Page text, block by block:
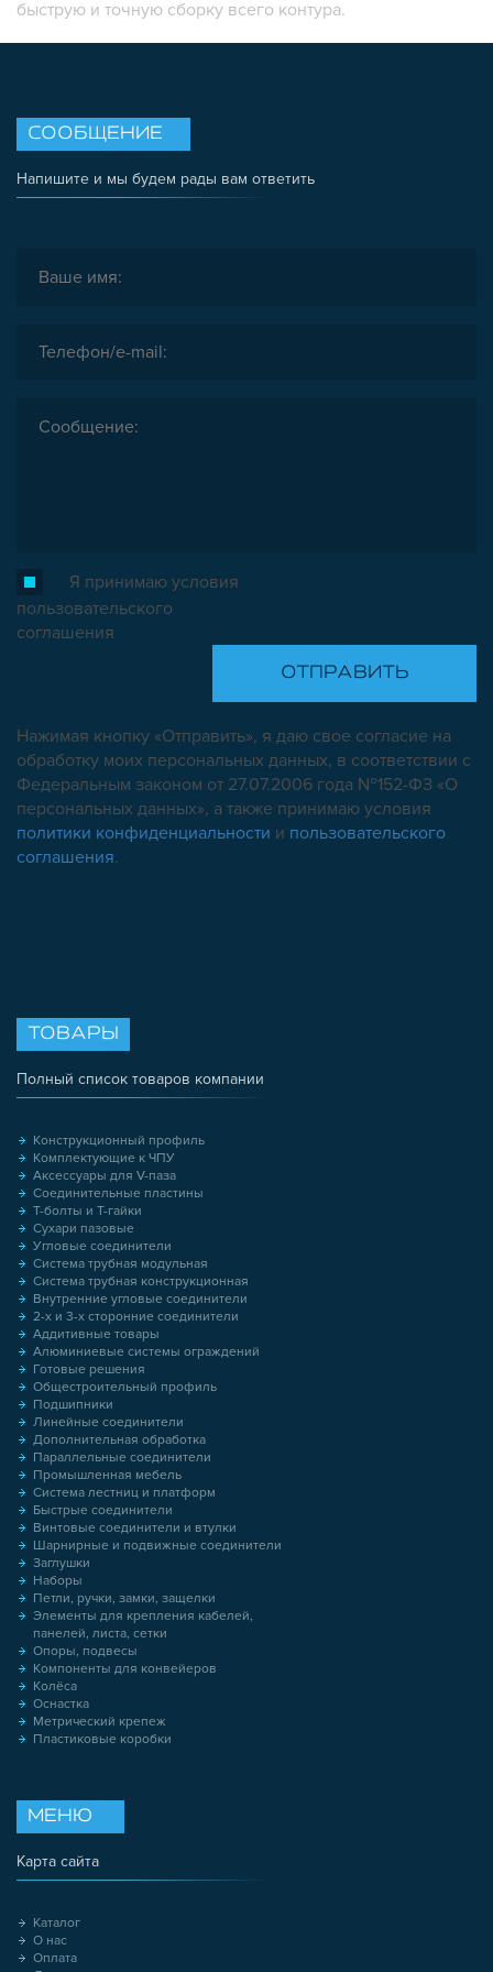
быструю и точную сборку всего контура.
СООБЩЕНИЕ
Напишите и мы будем рады вам ответить
Я принимаю условия
пользовательского
соглашения
Нажимая кнопку «Отправить», я даю свое согласие на
обработку моих персональных данных, в соответствии с
Федеральным законом от 27.07.2006 года №152-ФЗ «О
персональных данных», а также принимаю условия
политики конфиденциальности и пользовательского
соглашения.
ТОВАРЫ
Полный список товаров компании
Конструкционный профиль
Комплектующие к ЧПУ
Аксессуары для V-паза
Соединительные пластины
Т-болты и Т-гайки
Сухари пазовые
Угловые соединители
Система трубная модульная
Система трубная конструкционная
Внутренние угловые соединители
2-х и 3-х сторонние соединители
Аддитивные товары
Алюминиевые системы ограждений
Готовые решения
Общестроительный профиль
Подшипники
Линейные соединители
Дополнительная обработка
Параллельные соединители
Промышленная мебель
Система лестниц и платформ
Быстрые соединители
Винтовые соединители и втулки
Шарнирные и подвижные соединители
Заглушки
Наборы
Петли, ручки, замки, защелки
Элементы для крепления кабелей,
панелей, листа, сетки
Опоры, подвесы
Компоненты для конвейеров
Колёса
Оснастка
Метрический крепеж
Пластиковые коробки
МЕНЮ
Карта сайта
Каталог
О нас
Оплата